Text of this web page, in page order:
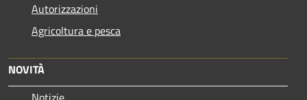
Autorizzazioni
Agricoltura e pesca
NOVITÀ